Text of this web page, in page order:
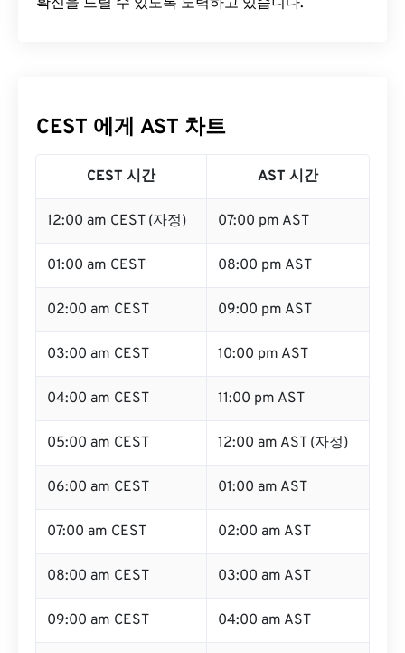
확신을 드릴 수 있도록 노력하고 있습니다.
CEST 에게 AST 차트
CEST 시간 AST 시간
12:00 am CEST (자정) 07:00 pm AST
01:00 am CEST 08:00 pm AST
02:00 am CEST 09:00 pm AST
03:00 am CEST 10:00 pm AST
04:00 am CEST 11:00 pm AST
05:00 am CEST 12:00 am AST (자정)
06:00 am CEST 01:00 am AST
07:00 am CEST 02:00 am AST
08:00 am CEST 03:00 am AST
09:00 am CEST 04:00 am AST